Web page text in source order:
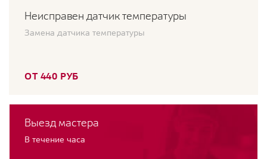
Неисправен датчик температуры
Замена датчика температуры
ОТ 440 РУБ
Выезд мастера
В течение часа